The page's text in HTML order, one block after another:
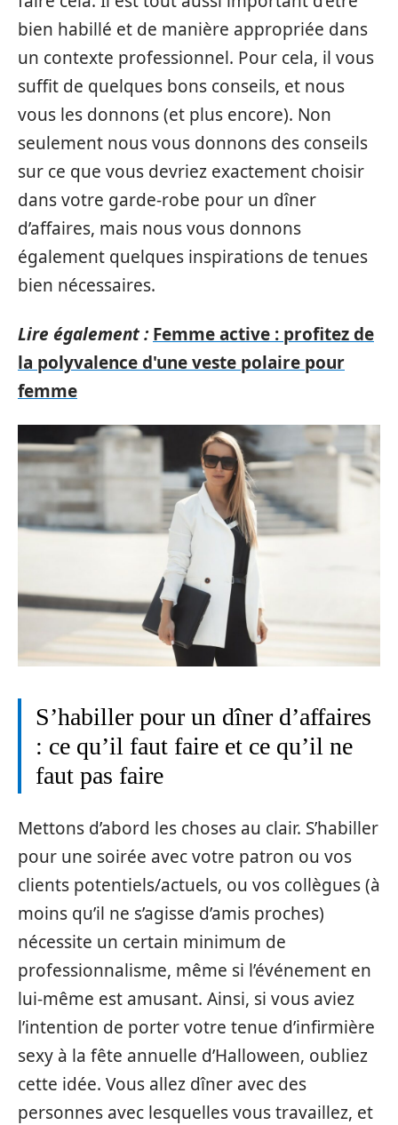
bien habillé et de manière appropriée dans
un contexte professionnel. Pour cela, il vous
suffit de quelques bons conseils, et nous
vous les donnons (et plus encore). Non
seulement nous vous donnons des conseils
sur ce que vous devriez exactement choisir
dans votre garde-robe pour un dîner
d’affaires, mais nous vous donnons
également quelques inspirations de tenues
bien nécessaires.
Lire également : Femme active : profitez de
la polyvalence d'une veste polaire pour
femme
S’habiller pour un dîner d’affaires
: ce qu’il faut faire et ce qu’il ne
faut pas faire
Mettons d’abord les choses au clair. S’habiller
pour une soirée avec votre patron ou vos
clients potentiels/actuels, ou vos collègues (à
moins qu’il ne s’agisse d’amis proches)
nécessite un certain minimum de
professionnalisme, même si l’événement en
lui-même est amusant. Ainsi, si vous aviez
l’intention de porter votre tenue d’infirmière
sexy à la fête annuelle d’Halloween, oubliez
cette idée. Vous allez dîner avec des
personnes avec lesquelles vous travaillez, et